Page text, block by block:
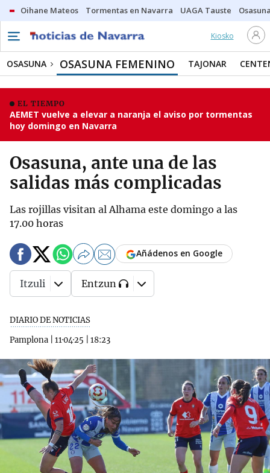
Oihane Mateos Tormentas en Navarra UAGA Tauste
Kiosko
OSASUNA OSASUNA FEMENINO TAJONAR
EL TIEMPO
AEMET vuelve a elevar a naranja el aviso por tormentas
hoy domingo en Navarra
Osasuna, ante una de las
salidas más complicadas
Las rojillas visitan al Alhama este domingo a las
17.00 horas
DIARIO DE NOTICIAS
Pamplona
11·04·25 18:23
Añádenos en Google
Itzuli Entzun